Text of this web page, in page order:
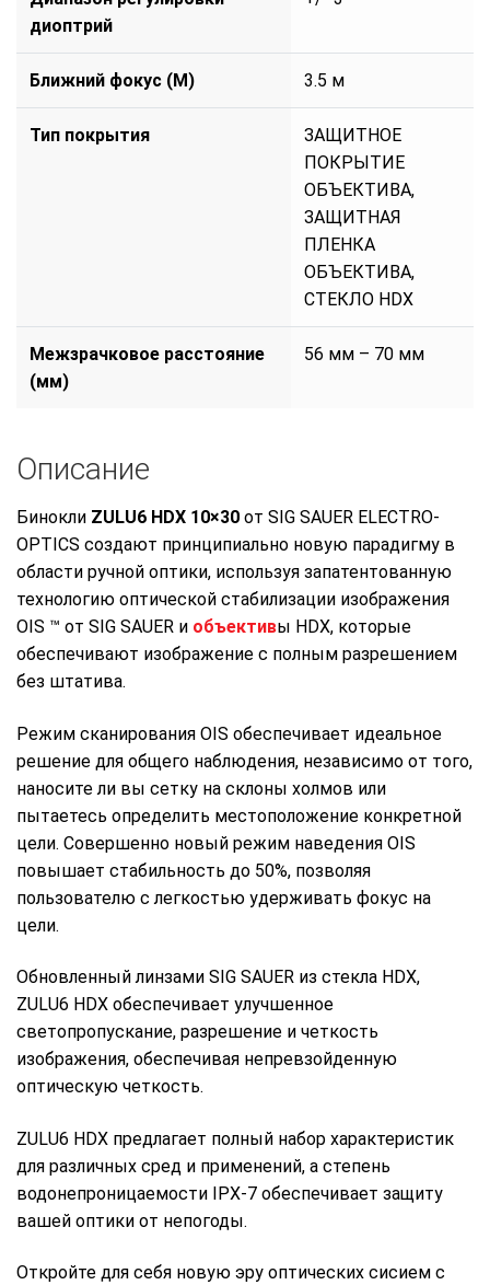
диоптрий
Ближний фокус (М) 3.5 м
Тип покрытия
ЗАЩИТНОЕ
ПОКРЫТИЕ
ОБЪЕКТИВА,
ЗАЩИТНАЯ
ПЛЕНКА
ОБЪЕКТИВА,
СТЕКЛО HDX
Межзрачковое расстояние
(мм)
56 мм – 70 мм
Описание
Бинокли ZULU6 HDX 10×30 от SIG SAUER ELECTRO-
OPTICS создают принципиально новую парадигму в
области ручной оптики, используя запатентованную
технологию оптической стабилизации изображения
OIS ™ от SIG SAUER и объективы HDX, которые
обеспечивают изображение с полным разрешением
без штатива.
Режим сканирования OIS обеспечивает идеальное
решение для общего наблюдения, независимо от того,
наносите ли вы сетку на склоны холмов или
пытаетесь определить местоположение конкретной
цели. Совершенно новый режим наведения OIS
повышает стабильность до 50%, позволяя
пользователю с легкостью удерживать фокус на
цели.
Обновленный линзами SIG SAUER из стекла HDX,
ZULU6 HDX обеспечивает улучшенное
светопропускание, разрешение и четкость
изображения, обеспечивая непревзойденную
оптическую четкость.
ZULU6 HDX предлагает полный набор характеристик
для различных сред и применений, а степень
водонепроницаемости IPX-7 обеспечивает защиту
вашей оптики от непогоды.
Откройте для себя новую эру оптических сисием с